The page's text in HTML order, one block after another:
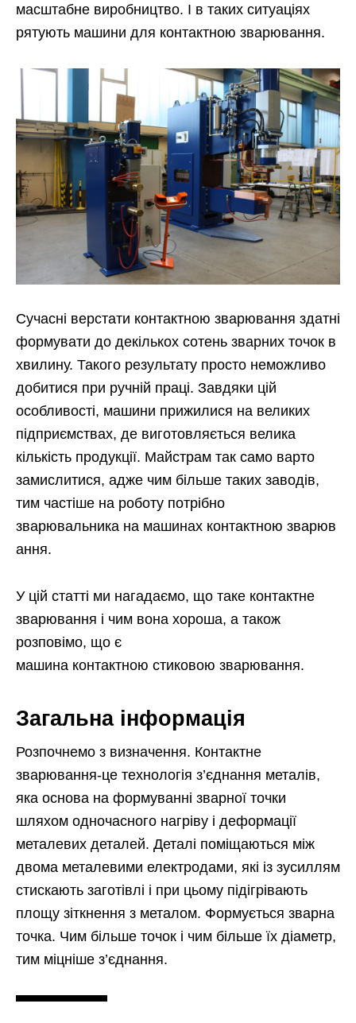
масштабне виробництво. І в таких ситуаціях
рятують машини для контактною зварювання.
Сучасні верстати контактною зварювання здатні
формувати до декількох сотень зварних точок в
хвилину. Такого результату просто неможливо
добитися при ручній праці. Завдяки цій
особливості, машини прижилися на великих
підприємствах, де виготовляється велика
кількість продукції. Майстрам так само варто
замислитися, адже чим більше таких заводів,
тим частіше на роботу потрібно
зварювальника на машинах контактною зварюв
ання.
У цій статті ми нагадаємо, що таке контактне
зварювання і чим вона хороша, а також
розповімо, що є
машина контактною стиковою зварювання.
Загальна інформація
Розпочнемо з визначення. Контактне
зварювання-це технологія з’єднання металів,
яка основа на формуванні зварної точки
шляхом одночасного нагріву і деформації
металевих деталей. Деталі поміщаються між
двома металевими електродами, які із зусиллям
стискають заготівлі і при цьому підігрівають
площу зіткнення з металом. Формується зварна
точка. Чим більше точок і чим більше їх діаметр,
тим міцніше з’єднання.